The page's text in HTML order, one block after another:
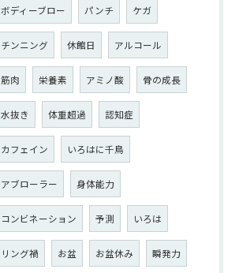
ボディーブロー パンチ ケガ
チンニング 休館日 アルコール
筋肉 栄養素 アミノ酸 骨の成長
水抜き 体重超過 認知症
カフェイン いろはに千鳥
アブローラー 身体能力
コンビネーション 予測 いろは
リング禍 お盆 お盆休み 瞬発力